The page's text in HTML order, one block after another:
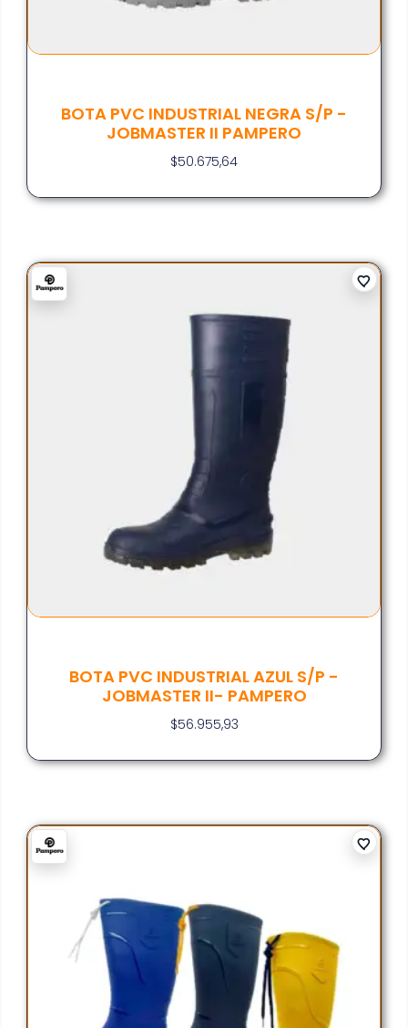
BOTA PVC INDUSTRIAL NEGRA S/P -
JOBMASTER II PAMPERO
$50.675,64
BOTA PVC INDUSTRIAL AZUL S/P -
JOBMASTER II- PAMPERO
$56.955,93